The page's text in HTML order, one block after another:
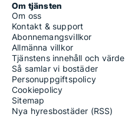
Om tjänsten
Om oss
Kontakt & support
Abonnemangsvillkor
Allmänna villkor
Tjänstens innehåll och värde
Så samlar vi bostäder
Personuppgiftspolicy
Cookiepolicy
Sitemap
Nya hyresbostäder (RSS)